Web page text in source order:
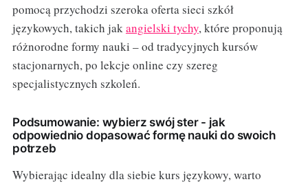
pomocą przychodzi szeroka oferta sieci szkół
językowych, takich jakangielski tychy, które proponują
różnorodne formy nauki – od tradycyjnych kursów
stacjonarnych, po lekcje online czy szereg
specjalistycznych szkoleń.
Podsumowanie: wybierz swój ster - jak
odpowiednio dopasować formę nauki do swoich
potrzeb
Wybierając idealny dla siebie kurs językowy, warto